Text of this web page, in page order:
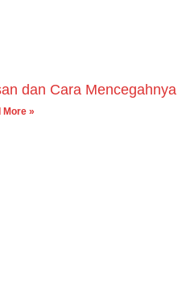
dan Cara Mencegahnya
More »